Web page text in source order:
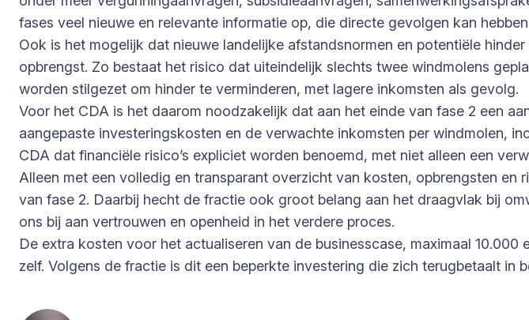
fases veel nieuwe en relevante informatie op, die directe gevolgen kan
Ook is het mogelijk dat nieuwe landelijke afstandsnormen en potentiële
opbrengst. Zo bestaat het risico dat uiteindelijk slechts twee windmolens
worden stilgezet om hinder te verminderen, met lagere inkomsten als gevolg.
Voor het CDA is het daarom noodzakelijk dat aan het einde van fase 2 een
aangepaste investeringskosten en de verwachte inkomsten per windmolen,
CDA dat financiële risico’s expliciet worden benoemd, met niet alleen een
Alleen met een volledig en transparant overzicht van kosten, opbrengsten en
van fase 2. Daarbij hecht de fractie ook groot belang aan het draagvlak bij
ons bij aan vertrouwen en openheid in het verdere proces.
De extra kosten voor het actualiseren van de businesscase, maximaal
zelf. Volgens de fractie is dit een beperkte investering die zich terugbetaalt in